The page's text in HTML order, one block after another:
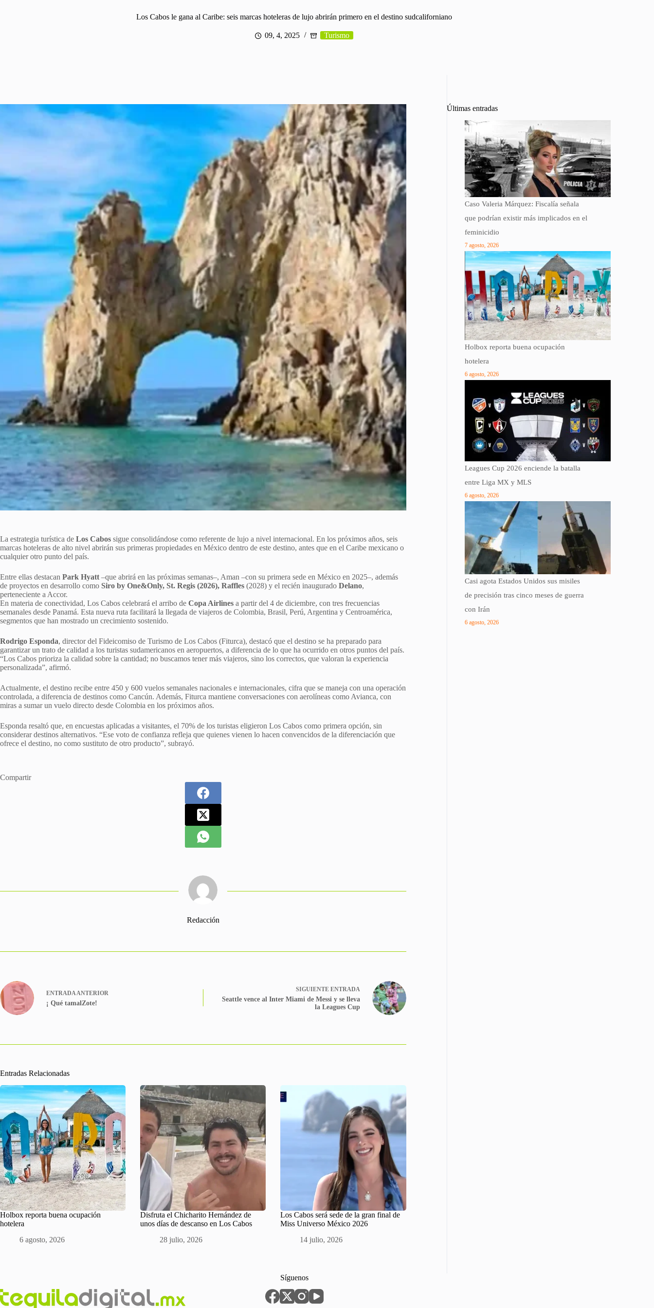
Los Cabos le gana al Caribe: seis marcas hoteleras de lujo abrirán primero en el destino sudcaliforniano
09, 4, 2025 Turismo
La estrategia turística de Los Cabos sigue consolidándose como referente de lujo a nivel internacional. En los próximos años, seis
marcas hoteleras de alto nivel abrirán sus primeras propiedades en México dentro de este destino, antes que en el Caribe mexicano o
cualquier otro punto del país.
Entre ellas destacan Park Hyatt –que abrirá en las próximas semanas–, Aman –con su primera sede en México en 2025–, además
de proyectos en desarrollo como Siro by One&Only, St. Regis (2026), Raffles (2028) y el recién inaugurado Delano,
perteneciente a Accor.
En materia de conectividad, Los Cabos celebrará el arribo de Copa Airlines a partir del 4 de diciembre, con tres frecuencias
semanales desde Panamá. Esta nueva ruta facilitará la llegada de viajeros de Colombia, Brasil, Perú, Argentina y Centroamérica,
segmentos que han mostrado un crecimiento sostenido.
Rodrigo Esponda, director del Fideicomiso de Turismo de Los Cabos (Fiturca), destacó que el destino se ha preparado para
garantizar un trato de calidad a los turistas sudamericanos en aeropuertos, a diferencia de lo que ha ocurrido en otros puntos del país.
“Los Cabos prioriza la calidad sobre la cantidad; no buscamos tener más viajeros, sino los correctos, que valoran la experiencia
personalizada”, afirmó.
Actualmente, el destino recibe entre 450 y 600 vuelos semanales nacionales e internacionales, cifra que se maneja con una operación
controlada, a diferencia de destinos como Cancún. Además, Fiturca mantiene conversaciones con aerolíneas como Avianca, con
miras a sumar un vuelo directo desde Colombia en los próximos años.
Esponda resaltó que, en encuestas aplicadas a visitantes, el 70% de los turistas eligieron Los Cabos como primera opción, sin
considerar destinos alternativos. “Ese voto de confianza refleja que quienes vienen lo hacen convencidos de la diferenciación que
ofrece el destino, no como sustituto de otro producto”, subrayó.
Compartir
Redacción
ENTRADAANTERIOR
¡ Qué tamalZote!
SIGUIENTE ENTRADA
Seattle vence al Inter Miami de Messi y se lleva
la Leagues Cup
Entradas Relacionadas
Holbox reporta buena ocupación
hotelera
6 agosto, 2026
Disfruta el Chicharito Hernández de
unos días de descanso en Los Cabos
28 julio, 2026
Los Cabos será sede de la gran final de
Miss Universo México 2026
14 julio, 2026
Últimas entradas
Caso Valeria Márquez: Fiscalía señala
que podrían existir más implicados en el
feminicidio
7 agosto, 2026
Holbox reporta buena ocupación
hotelera
6 agosto, 2026
Leagues Cup 2026 enciende la batalla
entre Liga MX y MLS
6 agosto, 2026
Casi agota Estados Unidos sus misiles
de precisión tras cinco meses de guerra
con Irán
6 agosto, 2026
Síguenos